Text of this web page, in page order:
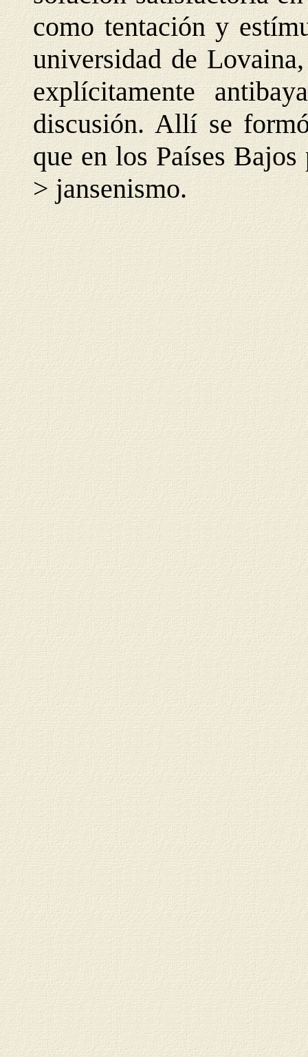
como tentación y
universidad de
explícitamente
discusión. Allí se
que en los Países
> jansenismo.